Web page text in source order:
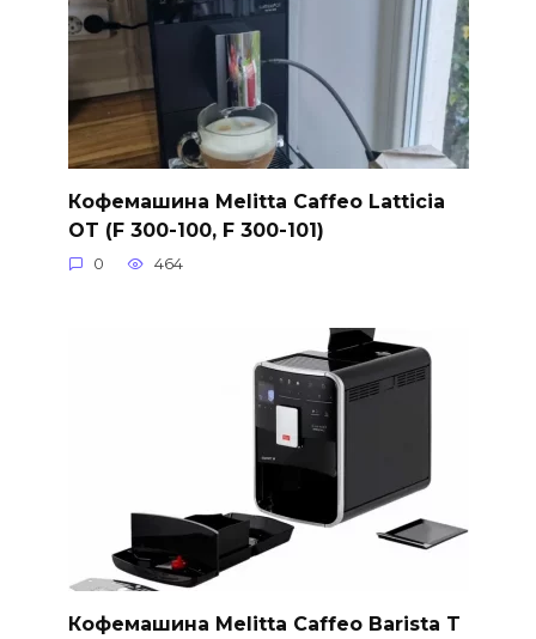
Кофемашина Melitta Caffeo Latticia
OT (F 300-100, F 300-101)
0 464
Кофемашина Melitta Caffeo Barista T